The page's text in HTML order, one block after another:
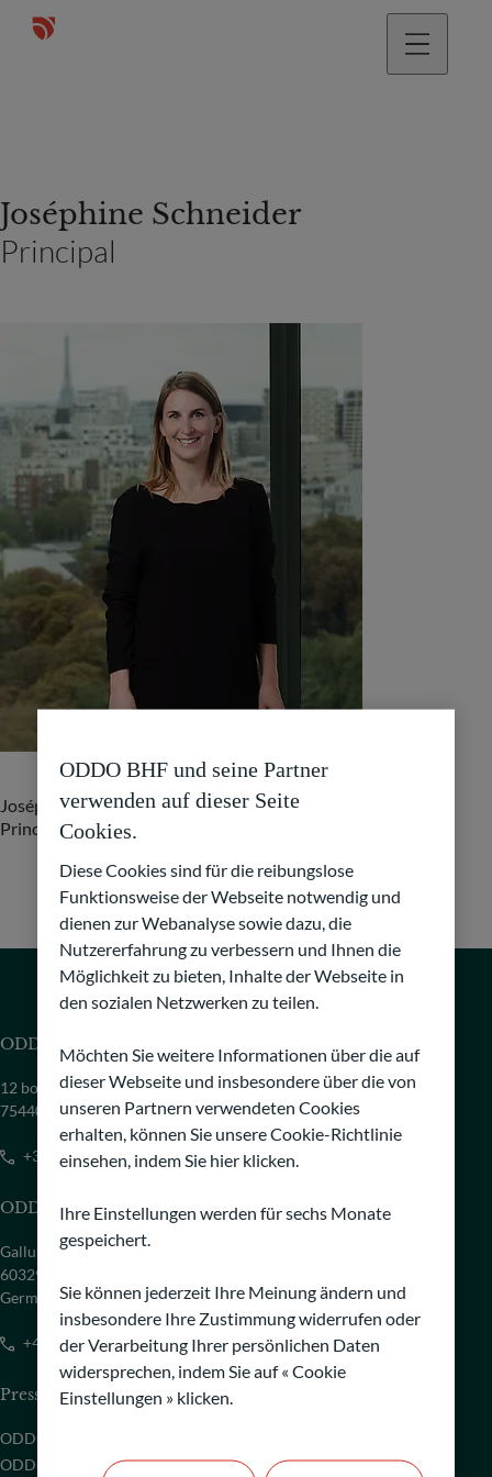
Joséphine Schneider
Principal
Joséphine ist seit 2020 bei ODDO BHF und arbeitet als
Principal im Direct Private Equity Investment Team in Paris.
ODDO BHF Asset Management SAS
12 boulevard de la Madeleine,
75440 Paris Cedex 09 - France
+33 1 44 51 80 28
ODDO BHF Asset Management GmbH
Gallusanlage 8
60329 Frankfurt am Main
Germany
+49 69 9 20 50 149
Pressebereich
ODDO BHF in der Presse
ODDO BHF On Demand
ODDO BHF und seine Partner
verwenden auf dieser Seite
Cookies.
Diese Cookies sind für die reibungslose
Funktionsweise der Webseite notwendig und
dienen zur Webanalyse sowie dazu, die
Nutzererfahrung zu verbessern und Ihnen die
Möglichkeit zu bieten, Inhalte der Webseite in
den sozialen Netzwerken zu teilen.
Möchten Sie weitere Informationen über die auf
dieser Webseite und insbesondere über die von
unseren Partnern verwendeten Cookies
erhalten, können Sie unsere Cookie-Richtlinie
einsehen, indem Sie hier klicken.
Ihre Einstellungen werden für sechs Monate
gespeichert.
Sie können jederzeit Ihre Meinung ändern und
insbesondere Ihre Zustimmung widerrufen oder
der Verarbeitung Ihrer persönlichen Daten
widersprechen, indem Sie auf « Cookie
Einstellungen » klicken.